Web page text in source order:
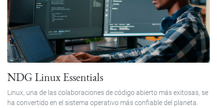
NDG Linux Essentials
Linux, una de las colaboraciones de código abierto más exitosas, se
ha convertido en el sistema operativo más confiable del planeta.